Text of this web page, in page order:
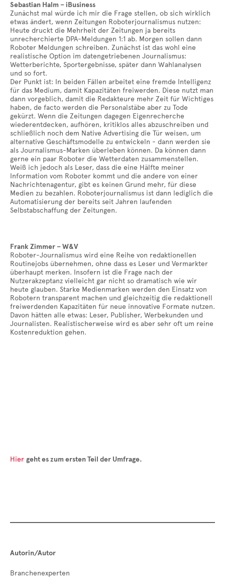
Sebastian Halm – iBusiness
Zunächst mal würde ich mir die Frage stellen, ob sich wirklich
etwas ändert, wenn Zeitungen Roboterjournalismus nutzen:
Heute druckt die Mehrheit der Zeitungen ja bereits
unrecherchierte DPA-Meldungen 1:1 ab. Morgen sollen dann
Roboter Meldungen schreiben. Zunächst ist das wohl eine
realistische Option im datengetriebenen Journalismus:
Wetterberichte, Sportergebnisse, später dann Wahlanalysen
und so fort.
Der Punkt ist: In beiden Fällen arbeitet eine fremde Intelligenz
für das Medium, damit Kapazitäten freiwerden. Diese nutzt man
dann vorgeblich, damit die Redakteure mehr Zeit für Wichtiges
haben, de facto werden die Personalstäbe aber zu Tode
gekürzt. Wenn die Zeitungen dagegen Eigenrecherche
wiederentdecken, aufhören, kritiklos alles abzuschreiben und
schließlich noch dem Native Advertising die Tür weisen, um
alternative Geschäftsmodelle zu entwickeln - dann werden sie
als Journalismus-Marken überleben können. Da können dann
gerne ein paar Roboter die Wetterdaten zusammenstellen.
Weiß ich jedoch als Leser, dass die eine Hälfte meiner
Information vom Roboter kommt und die andere von einer
Nachrichtenagentur, gibt es keinen Grund mehr, für diese
Medien zu bezahlen. Roboterjournalismus ist dann lediglich die
Automatisierung der bereits seit Jahren laufenden
Selbstabschaffung der Zeitungen.
Frank Zimmer – W&V
Roboter-Journalismus wird eine Reihe von redaktionellen
Routinejobs übernehmen, ohne dass es Leser und Vermarkter
überhaupt merken. Insofern ist die Frage nach der
Nutzerakzeptanz vielleicht gar nicht so dramatisch wie wir
heute glauben. Starke Medienmarken werden den Einsatz von
Robotern transparent machen und gleichzeitig die redaktionell
freiwerdenden Kapazitäten für neue innovative Formate nutzen.
Davon hätten alle etwas: Leser, Publisher, Werbekunden und
Journalisten. Realistischerweise wird es aber sehr oft um reine
Kostenreduktion gehen.
Hier geht es zum ersten Teil der Umfrage.
Autorin/Autor
Branchenexperten